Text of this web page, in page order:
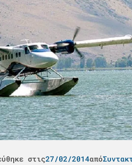
στις27/02/2014από